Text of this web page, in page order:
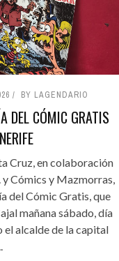
BY LAGENDARIO
DEL CÓMIC GRATIS
Cruz, en colaboración
y Cómics y Mazmorras,
del Cómic Gratis, que
mañana sábado, día
el alcalde de la capital